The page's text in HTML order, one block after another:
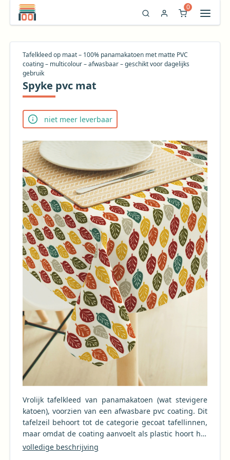
0
Tafelkleed op maat – 100% panamakatoen met matte PVC
coating – multicolour – afwasbaar – geschikt voor dagelijks
gebruik
Spyke pvc mat
niet meer leverbaar
Vrolijk tafelkleed van panamakatoen (wat stevigere
katoen), voorzien van een afwasbare pvc coating. Dit
tafelzeil behoort tot de categorie gecoat tafellinnen,
maar omdat de coating aanvoelt als plastic hoort het
eigenlijk ook bij de categorie gewoon tafelzeil. Het
volledige beschrijving